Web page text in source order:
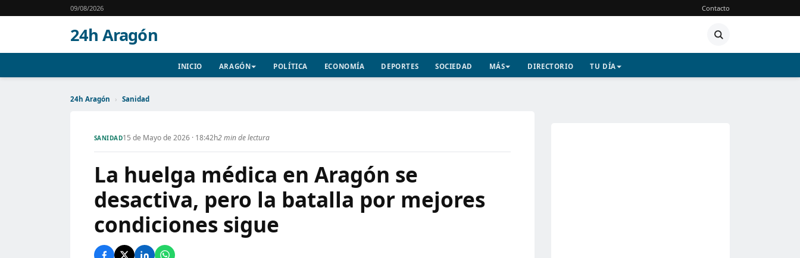
09/08/2026 Contacto
24h Aragón
INICIO ARAGÓN POLÍTICA ECONOMÍA DEPORTES SOCIEDAD MÁS DIRECTORIO TU DÍA
24h Aragón › Sanidad
SANIDAD15 de Mayo de 2026 · 18:42h2 min de lectura
La huelga médica en Aragón se
desactiva, pero la batalla por mejores
condiciones sigue